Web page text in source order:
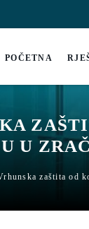
POČETNA
U
zaštita od